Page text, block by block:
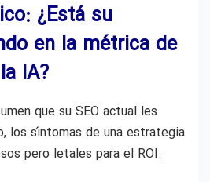
¿Está su
en la métrica de
IA?
que su SEO actual les
los síntomas de una estrategia
pero letales para el ROI.